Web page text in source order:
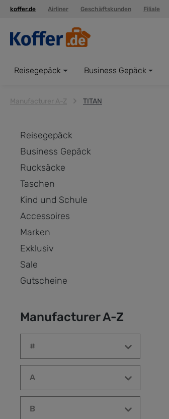
Zur Hauptnavigation springen
koffer.de Airliner Geschäftskunden Filiale
Reisegepäck Business Gepäck
Manufacturer A-Z TITAN
Reisegepäck
Business Gepäck
Rucksäcke
Taschen
Kind und Schule
Accessoires
Marken
Exklusiv
Sale
Gutscheine
Manufacturer A-Z
#
A
B